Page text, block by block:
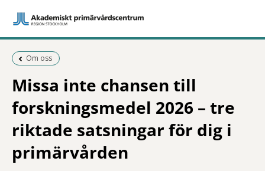
Föregående sida:
Om oss
Missa inte chansen till
forskningsmedel 2026 – tre
riktade satsningar för dig i
primärvården